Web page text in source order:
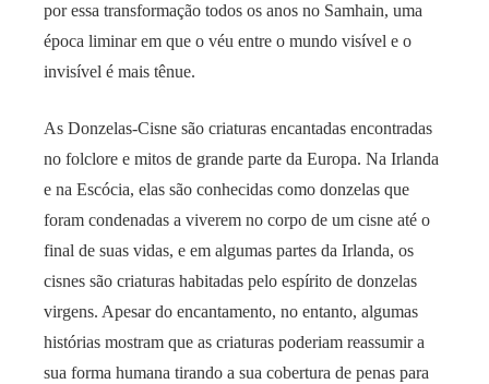
por essa transformação todos os anos no Samhain, uma
época liminar em que o véu entre o mundo visível e o
invisível é mais tênue.
As Donzelas-Cisne são criaturas encantadas encontradas
no folclore e mitos de grande parte da Europa. Na Irlanda
e na Escócia, elas são conhecidas como donzelas que
foram condenadas a viverem no corpo de um cisne até o
final de suas vidas, e em algumas partes da Irlanda, os
cisnes são criaturas habitadas pelo espírito de donzelas
virgens. Apesar do encantamento, no entanto, algumas
histórias mostram que as criaturas poderiam reassumir a
sua forma humana tirando a sua cobertura de penas para